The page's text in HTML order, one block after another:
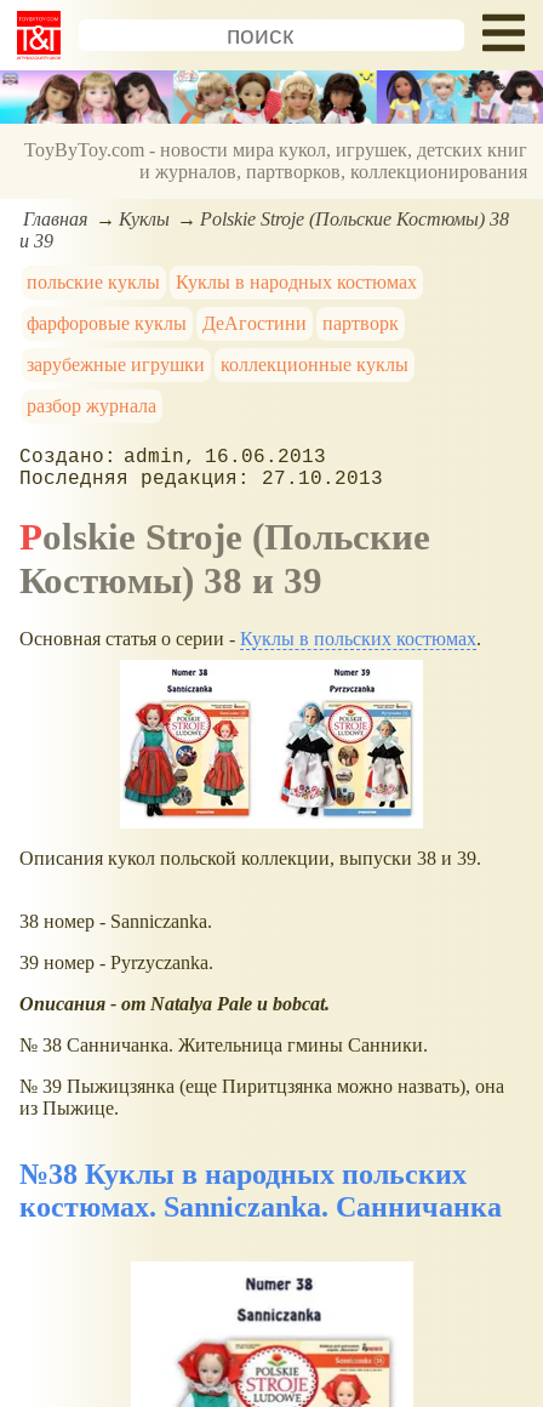
ToyByToy.com - новости мира кукол, игрушек, детских книг
и журналов, партворков, коллекционирования
Главная Куклы
Polskie Stroje (Польские Костюмы) 38
и 39
польские куклы
Куклы в народных костюмах
фарфоровые куклы
ДеАгостини
партворк
зарубежные игрушки
коллекционные куклы
разбор журнала
admin
16.06.2013
27.10.2013
Polskie Stroje (Польские
Костюмы) 38 и 39
Основная статья о серии - Куклы в польских костюмах.
Описания кукол польской коллекции, выпуски 38 и 39.
38 номер - Sanniczanka.
39 номер - Pyrzyczanka.
Описания - от Natalya Pale и bobcat.
№ 38 Санничанка. Жительница гмины Санники.
№ 39 Пыжицзянка (еще Пиритцзянка можно назвать), она
из Пыжице.
№38 Куклы в народных польских
костюмах. Sanniczanka. Санничанка